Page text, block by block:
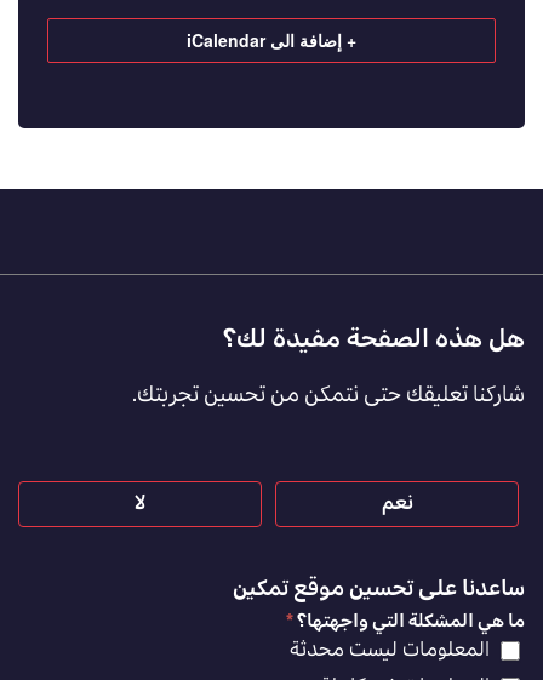
+ إضافة الى iCalendar
Footer
Feedback
[AR]
هل هذه الصفحة مفيدة لك؟
شاركنا تعليقك حتى نتمكن من تحسين تجربتك.
نعم لا
ساعدنا على تحسين موقع تمكين
ما هي المشكلة التي واجهتها؟*
المعلومات ليست محدثة